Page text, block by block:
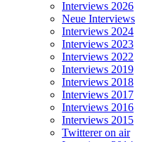
Interviews 2026
Neue Interviews
Interviews 2024
Interviews 2023
Interviews 2022
Interviews 2019
Interviews 2018
Interviews 2017
Interviews 2016
Interviews 2015
Twitterer on air